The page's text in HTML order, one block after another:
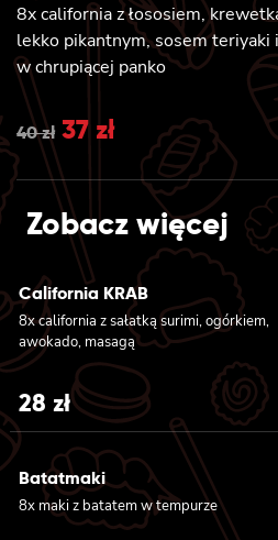
8x california z łososiem,
lekko pikantnym, sosem teriyaki
w chrupiącej panko
40zł Original
price
was:
40 zł.
37 złCurrent
price
37 zł.
Zobacz więcej
California KRAB
8x california z sałatką surimi, ogórkiem,
awokado, masagą
28 zł
Batatmaki
8x maki z batatem w tempurze